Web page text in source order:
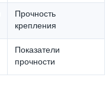
Прочность
крепления
Показатели
прочности